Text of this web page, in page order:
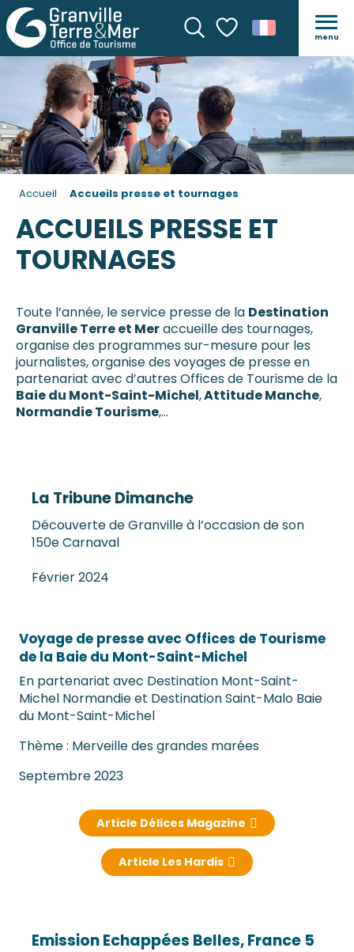
Recherche
Voir les favoris
menu
Accueil Accueils presse et tournages
ACCUEILS PRESSE ET
TOURNAGES
Toute l’année, le service presse de la Destination
Granville Terre et Meraccueille des tournages,
organise des programmes sur-mesure pour les
journalistes, organise des voyages de presse en
partenariat avec d’autres Offices de Tourisme de la
Baie du Mont-Saint-Michel,Attitude Manche,
Normandie Tourisme,…
La Tribune Dimanche
Découverte de Granville à l’occasion de son
150e Carnaval
Février 2024
Voyage de presse avec Offices de Tourisme
de la Baie du Mont-Saint-Michel
En partenariat avec Destination Mont-Saint-
Michel Normandie et Destination Saint-Malo Baie
du Mont-Saint-Michel
Thème : Merveille des grandes marées
Septembre 2023
Article Délices Magazine
Article Les Hardis
Emission Echappées Belles, France 5